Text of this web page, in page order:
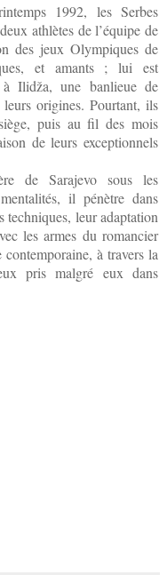
1992, les Serbes
athlètes de l’équipe de
des jeux Olympiques de
et amants ; lui est
Ilidža, une banlieue de
leurs origines. Pourtant, ils
puis au fil des mois
de leurs exceptionnels
de Sarajevo sous les
il pénètre dans
techniques, leur adaptation
les armes du romancier
à travers la
pris malgré eux dans